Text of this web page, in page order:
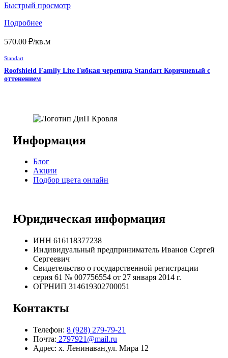
Быстрый просмотр
Подробнее
570.00 ₽/кв.м
Standart
Roofshield Family Lite Гибкая черепица Standart Коричневый с
оттенением
Информация
Блог
Акции
Подбор цвета онлайн
Юридическая информация
ИНН 616118377238
Индивидуальный предприниматель Иванов Сергей
Сергеевич
Свидетельство о государственной регистрации
серия 61 № 007756554 от 27 января 2014 г.
ОГРНИП314619302700051
Контакты
Телефон:8 (928) 279-79-21
Почта: 2797921@mail.ru
Адрес: х. Ленинаван,ул. Мира 12